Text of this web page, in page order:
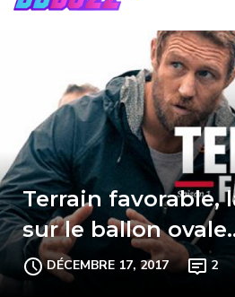
Terrain favorable,
sur le ballon
DÉCEMBRE 17, 2017 2